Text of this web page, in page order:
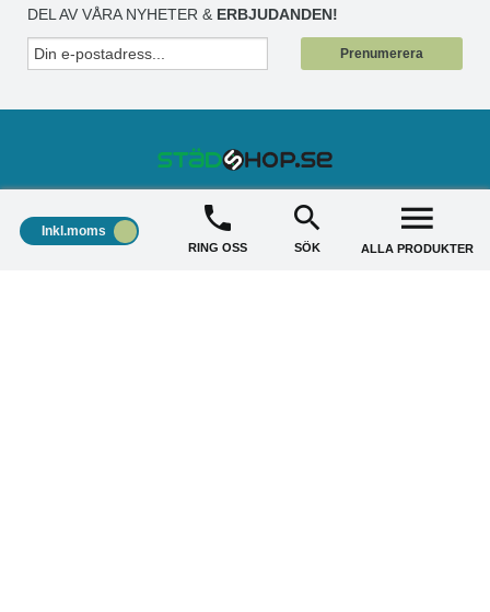
DEL AV VÅRA NYHETER & ERBJUDANDEN!
Prenumerera
STÄDSHOP
Inkl.moms
RING OSS SÖK ALLA PRODUKTER